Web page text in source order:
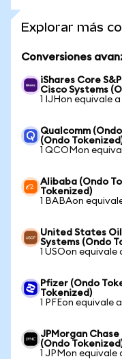
Explorar más
Conversiones
iShares Core
Cisco Systems
1 IJHon equivale
Qualcomm
(Ondo
1 QCOMon
Alibaba (Ondo
Tokenized)
1 BABAon
United States Oil
Systems (Ondo
1 USOon
Pfizer (Ondo
Tokenized)
1 PFEon equivale
JPMorgan
(Ondo
1 JPMon equivale